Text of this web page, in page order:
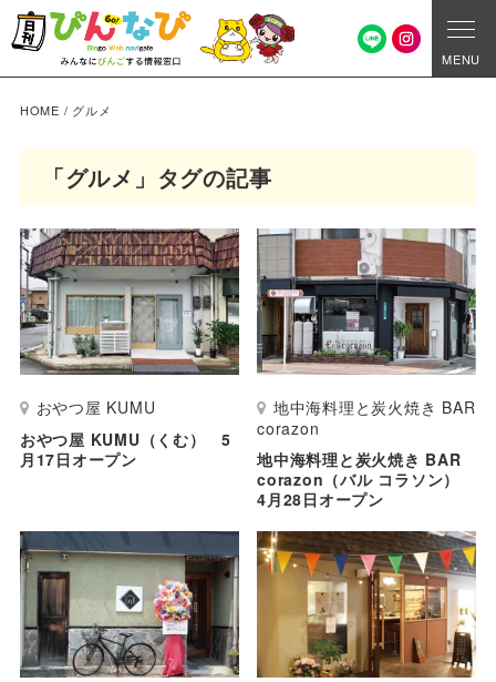
MENU
HOME / グルメ
「グルメ」タグの記事
おやつ屋 KUMU
おやつ屋 KUMU（くむ） 5
月17日オープン
地中海料理と炭火焼き BAR
corazon
地中海料理と炭火焼き BAR
corazon（バル コラソン）
4月28日オープン